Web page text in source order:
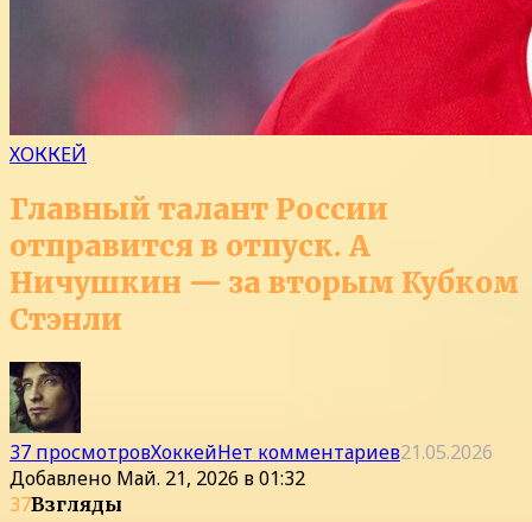
ХОККЕЙ
Главный талант России
отправится в отпуск. А
Ничушкин — за вторым Кубком
Стэнли
37 просмотровХоккейНет комментариев21.05.2026
Добавлено Май. 21, 2026 в 01:32
37Взгляды